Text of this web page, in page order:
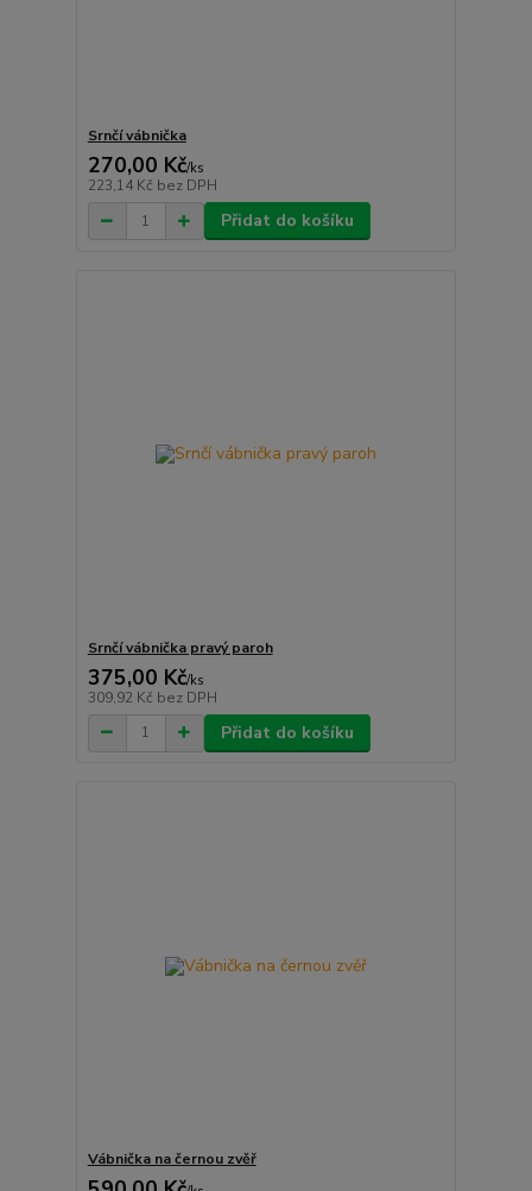
Srnčí vábnička
270,00 Kč/ks
223,14 Kč bez DPH
Přidat do košíku
Srnčí vábnička pravý paroh
375,00 Kč/ks
309,92 Kč bez DPH
Přidat do košíku
Vábnička na černou zvěř